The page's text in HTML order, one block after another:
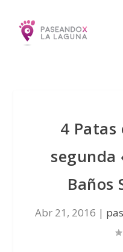
4 Patas
segunda
Baños
Abr 21, 2016 |